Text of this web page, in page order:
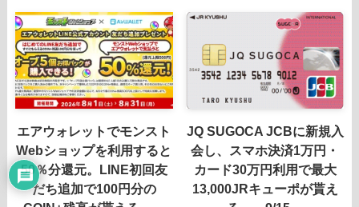
エアウォレットでモンスト
Webショップを利用すると
50％分還元。LINE初回友
だち追加で100円分の
JQ SUGOCA JCBに新規入
会し、スマホ決済1万円・
カード30万円利用で最大
13,000JRキューポが貰え